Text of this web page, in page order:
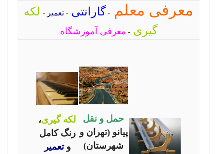
معرفی معلم - گارانتی - تعمیر - لکه
گیری- معرفی آموزشگاه
حمل و نقل
پیانو (تهران و
شهرستان)
لکه گیری،
رنگ کامل
وتعمیر